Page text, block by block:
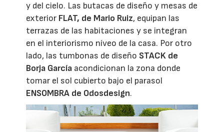
y del cielo. Las butacas de diseño y mesas de
exterior FLAT, de Mario Ruiz, equipan las
terrazas de las habitaciones y se integran
en el interiorismo níveo de la casa. Por otro
lado, las tumbonas de diseño STACK de
Borja García acondicionan la zona donde
tomar el sol cubierto bajo el parasol
ENSOMBRA de Odosdesign.